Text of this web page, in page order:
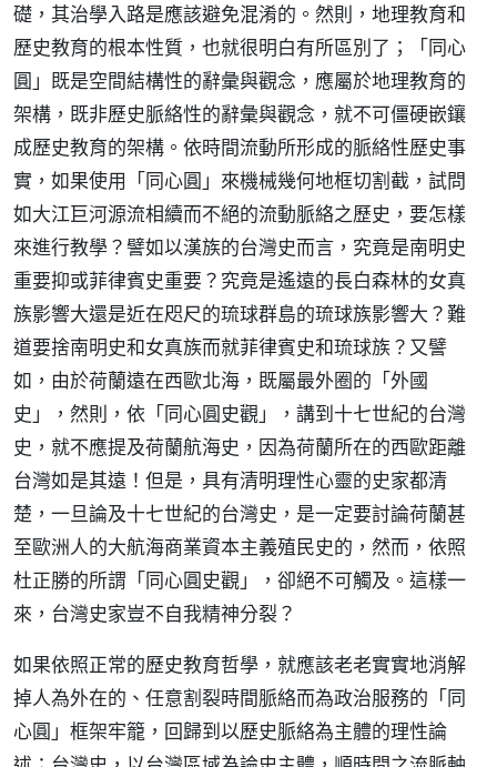
礎，其治學入路是應該避免混淆的。然則，地理教育和
歷史教育的根本性質，也就很明白有所區別了；「同心
圓」既是空間結構性的辭彙與觀念，應屬於地理教育的
架構，既非歷史脈絡性的辭彙與觀念，就不可僵硬嵌鑲
成歷史教育的架構。依時間流動所形成的脈絡性歷史事
實，如果使用「同心圓」來機械幾何地框切割截，試問
如大江巨河源流相續而不絕的流動脈絡之歷史，要怎樣
來進行教學？譬如以漢族的台灣史而言，究竟是南明史
重要抑或菲律賓史重要？究竟是遙遠的長白森林的女真
族影響大還是近在咫尺的琉球群島的琉球族影響大？難
道要捨南明史和女真族而就菲律賓史和琉球族？又譬
如，由於荷蘭遠在西歐北海，既屬最外圈的「外國
史」，然則，依「同心圓史觀」，講到十七世紀的台灣
史，就不應提及荷蘭航海史，因為荷蘭所在的西歐距離
台灣如是其遠！但是，具有清明理性心靈的史家都清
楚，一旦論及十七世紀的台灣史，是一定要討論荷蘭甚
至歐洲人的大航海商業資本主義殖民史的，然而，依照
杜正勝的所謂「同心圓史觀」，卻絕不可觸及。這樣一
來，台灣史家豈不自我精神分裂？
如果依照正常的歷史教育哲學，就應該老老實實地消解
掉人為外在的、任意割裂時間脈絡而為政治服務的「同
心圓」框架牢籠，回歸到以歷史脈絡為主體的理性論